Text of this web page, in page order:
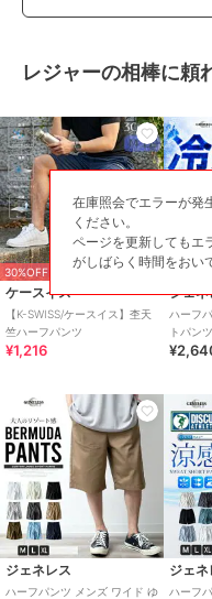
レジャーの相棒に頼
30%OFF
ケースイス
【K-SWISS/ケースイス】杢天
竺ハーフパンツ
¥1,216
ジェネ
ハーフ
トパン
ッチ 膝
ジェネレス
ハーフパンツ メンズ ワイド ゆ
ジェネ
ハーフ
在庫照会でエラーが発
ください。
ページを更新してもエ
がしばらく時間をおい